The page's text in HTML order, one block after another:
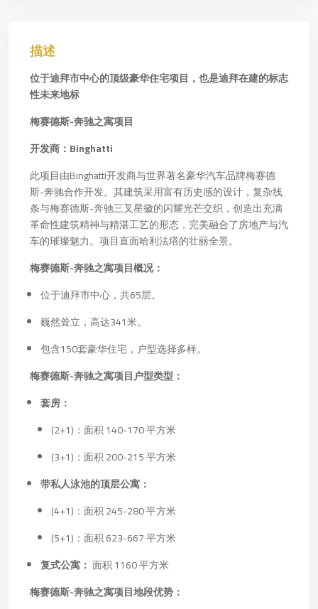
描述
位于迪拜市中心的顶级豪华住宅项目，也是迪拜在建的标志
性未来地标
梅赛德斯-奔驰之寓项目
开发商：Binghatti
此项目由Binghatti开发商与世界著名豪华汽车品牌梅赛德
斯-奔驰合作开发。其建筑采用富有历史感的设计，复杂线
条与梅赛德斯-奔驰三叉星徽的闪耀光芒交织，创造出充满
革命性建筑精神与精湛工艺的形态，完美融合了房地产与汽
车的璀璨魅力。项目直面哈利法塔的壮丽全景。
梅赛德斯-奔驰之寓项目概况：
位于迪拜市中心，共65层。
巍然耸立，高达341米。
包含150套豪华住宅，户型选择多样。
梅赛德斯-奔驰之寓项目户型类型：
套房：
(2+1)：面积 140-170 平方米
(3+1)：面积 200-215 平方米
带私人泳池的顶层公寓：
(4+1)：面积 245-280 平方米
(5+1)：面积 623-667 平方米
复式公寓： 面积 1160 平方米
梅赛德斯-奔驰之寓项目地段优势：